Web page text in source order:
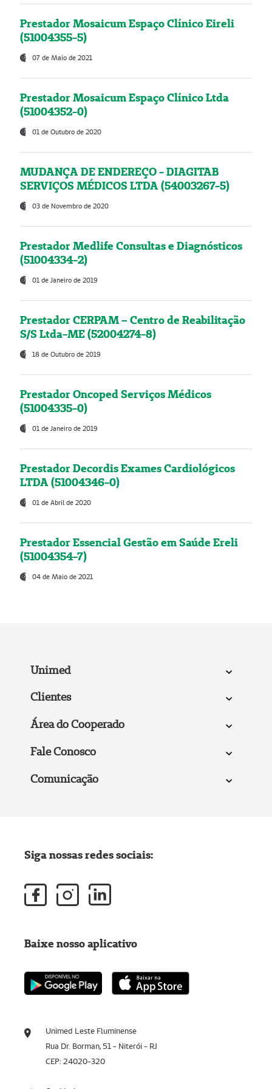
Prestador Mosaicum Espaço Clínico Eireli
(51004355-5)
07 de Maio de 2021
Prestador Mosaicum Espaço Clínico Ltda
(51004352-0)
01 de Outubro de 2020
MUDANÇA DE ENDEREÇO - DIAGITAB
SERVIÇOS MÉDICOS LTDA (54003267-5)
03 de Novembro de 2020
Prestador Medlife Consultas e Diagnósticos
(51004334-2)
01 de Janeiro de 2019
Prestador CERPAM – Centro de Reabilitação
S/S Ltda-ME (52004274-8)
18 de Outubro de 2019
Prestador Oncoped Serviços Médicos
(51004335-0)
01 de Janeiro de 2019
Prestador Decordis Exames Cardiológicos
LTDA (51004346-0)
01 de Abril de 2020
Prestador Essencial Gestão em Saúde Ereli
(51004354-7)
04 de Maio de 2021
Unimed
Clientes
Área do Cooperado
Fale Conosco
Comunicação
Unimed Leste Fluminense
Rua Dr. Borman, 51 - Niterói - RJ
CEP: 24020-320
Siga nossas redes sociais:
Baixe nosso aplicativo